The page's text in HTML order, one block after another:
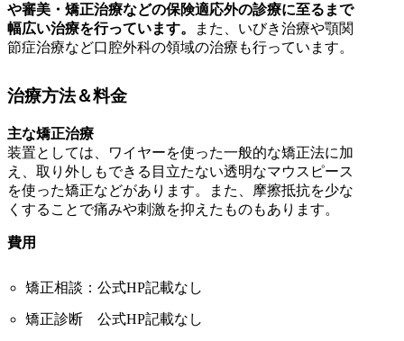
や審美・矯正治療などの保険適応外の診療に至るまで
幅広い治療を行っています。
また、いびき治療や顎関
節症治療など口腔外科の領域の治療も行っています。
治療方法＆料金
主な矯正治療
装置としては、ワイヤーを使った一般的な矯正法に加
え、取り外しもできる目立たない透明なマウスピース
を使った矯正などがあります。また、摩擦抵抗を少な
くすることで痛みや刺激を抑えたものもあります。
費用
矯正相談：公式HP記載なし
矯正診断 公式HP記載なし